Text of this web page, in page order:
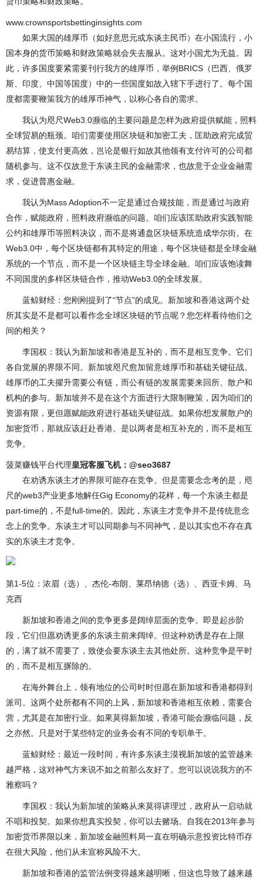
www.crownsportsbettinginsights.com
如果大国的雄厚币（如好意思元或东谈主民币）在小国流行，小
国本身的货币策略和财政策略就会失去服从。这对小国尤为无益。因
此，许多国度要紧需要刊行我方的雄厚币，举例BRICS（巴西、俄罗
斯、印度、中国等国度）中的一些国度如故入辖下手进行了。每个国
度都需要鞭策我方的雄厚币神气，以称心各自的需求。
我认为咫尺Web3.0濒临的主要问题是怎样为政府提供赋能，照料
全球贸易的瓶颈。咱们需要使用区块链和加密工夫，匡助政府完成贸
易结算，使支付更高效，岂论是银行如故其他领有支付许可的公司都
随机参与。这不仅故意于东谈主民的金融需求，也故意于企业金融需
求，促进普惠金融。
我认为Mass Adoption不一定是通过合规技能，而是通过与政府
合作，赋能政府，照料政府濒临的问题。咱们应该匡助政府实践智能
公约和雄厚币等照料决议，而不是将通盘区块链系统造成华尔街。在
Web3.0中，每个区块链都有其特定的用途，每个区块链都是全球金融
系统的一个节点，而不是一个区块链主导全球金融。咱们应该饱读舞
不同国度的多样区块链合作，推动Web3.0的全球发展。
蓝鲸财经：您刚刚提到了“节点”的成见。新加坡和香港这两个处
所其实是不是都可以看作念全球区块链的节点呢？您怎样看待他们之
间的相关？
李国权：我认为新加坡和香港是互补的，而不是相互竞争。它们
各自觉展的界限不同。新加坡咫尺愈加留意雄厚币和基础关键征战。
雄厚币的工夫擢升需要公有链，而公有链的发展需要来回所、散户和
机构的参与。新加坡并不是在这个方面进行大限制鞭策，因为咱们的
资源有限，更但愿赋能政府进行基础关键征战。如果你想发展散户的
加密货币，那就应该赶赴香港。是以两者是相互补充的，而不是相互
竞争。
菠菜赚钱平台代理皇冠客服飞机：@seo3687
在劝诱东谈主才的界限可能存在竞争。但是需要念念考的是，咫
尺的web3产业更多地解任Gig Economy的花样，每一个东谈主都是
part-time的，不是full-time的。因此，东谈主才竞争并不是传统意念
念上的竞争。东谈主才可以同期参与不同神气，是以其实也不存在真
实的东谈主才竞争。
第1-5位：浓眉（选）、杰伦-布朗、莱昂纳德（选）、西亚卡姆、马
克西
新加坡和香港之间的竞争更多是阔绰层面的竞争。即是起步阶
段，它们但愿劝诱更多的东谈主前来阔绰。但这种劝诱是存在上限
的，满了就不需要了，致使会要东谈主去其他处所。这种竞争是平时
的，而不是相互摒除的。
在海外舞台上，领有地位的公司时时但愿在新加坡和香港都得到
派司。这两个处所都有不同的上风，新加坡和香港相互依赖，需要合
营，尤其是在加密行业。如果莫得新加坡，香港可能会濒临问题，反
之亦然。只是对于某些特定的业务会有不同的专职单干。
蓝鲸财经：最近一段时间，有许多东谈主漠视新加坡的监管越来
越严格，这对神气方来说不如之前那么友好了。您可以说说我方的不
雅察吗？
李国权：我认为新加坡的策略从来莫得讲理过，政府从一启动就
不唱和投契。如果你想真实投契，你可以去赌场。自我在2013年参与
加密货币界限以来，新加坡金融照料局一直在明确示意投资比特币存
在很大风险，他们从未宣称风险不大。
新加坡和香港的监管法例变得越来越明晰，但这也导致了越来越